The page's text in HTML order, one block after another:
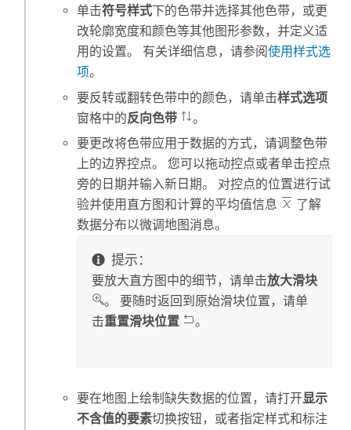
单击符号样式下的色带并选择其他色带，或更
改轮廓宽度和颜色等其他图形参数，并定义适
用的设置。 有关详细信息，请参阅使用样式选
项。
要反转或翻转色带中的颜色，请单击样式选项
窗格中的反向色带
。
要更改将色带应用于数据的方式，请调整色带
上的边界控点。 您可以拖动控点或者单击控点
旁的日期并输入新日期。 对控点的位置进行试
验并使用直方图和计算的平均值信息
了解
数据分布以微调地图消息。
提示：
要放大直方图中的细节，请单击放大滑块
。 要随时返回到原始滑块位置，请单
击重置滑块位置 。
要在地图上绘制缺失数据的位置，请打开显示
不含值的要素切换按钮，或者指定样式和标注